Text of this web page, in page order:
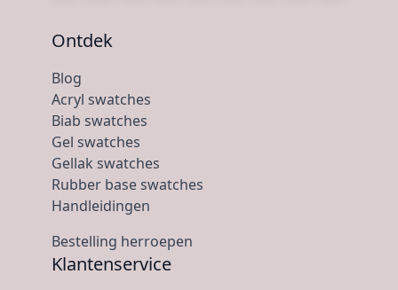
Ontdek
Blog
Acryl swatches
Biab swatches
Gel swatches
Gellak swatches
Rubber base swatches
Handleidingen
Bestelling herroepen
Klantenservice